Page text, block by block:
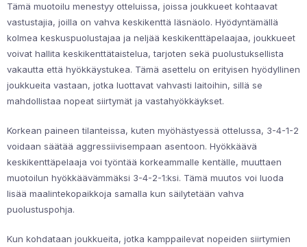
Tämä muotoilu menestyy otteluissa, joissa joukkueet kohtaavat
vastustajia, joilla on vahva keskikenttä läsnäolo. Hyödyntämällä
kolmea keskuspuolustajaa ja neljää keskikenttäpelaajaa, joukkueet
voivat hallita keskikenttätaistelua, tarjoten sekä puolustuksellista
vakautta että hyökkäystukea. Tämä asettelu on erityisen hyödyllinen
joukkueita vastaan, jotka luottavat vahvasti laitoihin, sillä se
mahdollistaa nopeat siirtymät ja vastahyökkäykset.
Korkean paineen tilanteissa, kuten myöhästyessä ottelussa, 3-4-1-2
voidaan säätää aggressiivisempaan asentoon. Hyökkäävä
keskikenttäpelaaja voi työntää korkeammalle kentälle, muuttaen
muotoilun hyökkäävämmäksi 3-4-2-1:ksi. Tämä muutos voi luoda
lisää maalintekopaikkoja samalla kun säilytetään vahva
puolustuspohja.
Kun kohdataan joukkueita, jotka kamppailevat nopeiden siirtymien